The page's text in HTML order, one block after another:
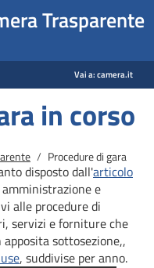
Trasparente
Vai a:camera.it
in corso
Procedure di gara
disposto dall'articolo
e
alle procedure di
servizi e forniture che
sottosezione,,
, suddivise per anno.